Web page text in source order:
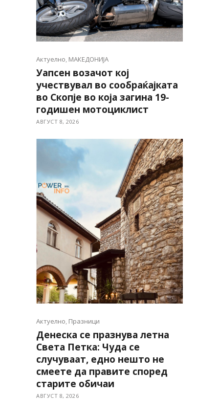
Актуелно, МАКЕДОНИЈА
Уапсен возачот кој
учествувал во сообраќајката
во Скопје во која загина 19-
годишен мотоциклист
АВГУСТ 8, 2026
Актуелно, Празници
Денеска се празнува летна
Света Петка: Чуда се
случуваат, едно нешто не
смеете да правите според
старите обичаи
АВГУСТ 8, 2026